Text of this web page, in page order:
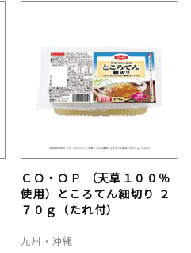
ＣＯ・ＯＰ （天草１００％
使用）ところてん細切り ２
７０ｇ（たれ付）
九州・沖縄